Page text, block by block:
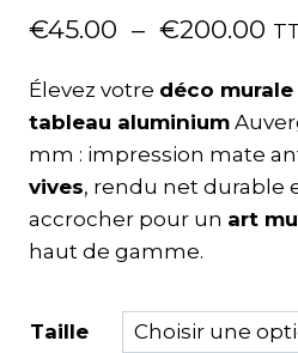
€45.00 – €200.00
Élevez votre déco
tableau aluminium
mm : impression mate
vives, rendu net durable
accrocher pour un art
haut de gamme.
Taille